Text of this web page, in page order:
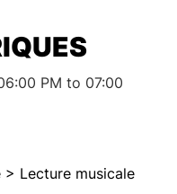
PM to 07:00
> Lecture musicale